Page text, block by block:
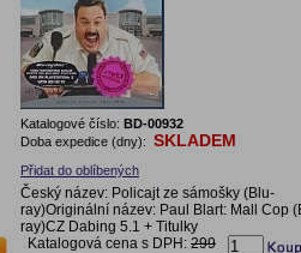
Katalogové číslo: BD-00932
Doba expedice (dny): SKLADEM
Přidat do oblíbených
Český název: Policajt ze sámošky (Blu-
ray)Originální název: Paul Blart: Mall Cop
ray)CZ Dabing 5.1 + Titulky
Katalogová cena s DPH: 299